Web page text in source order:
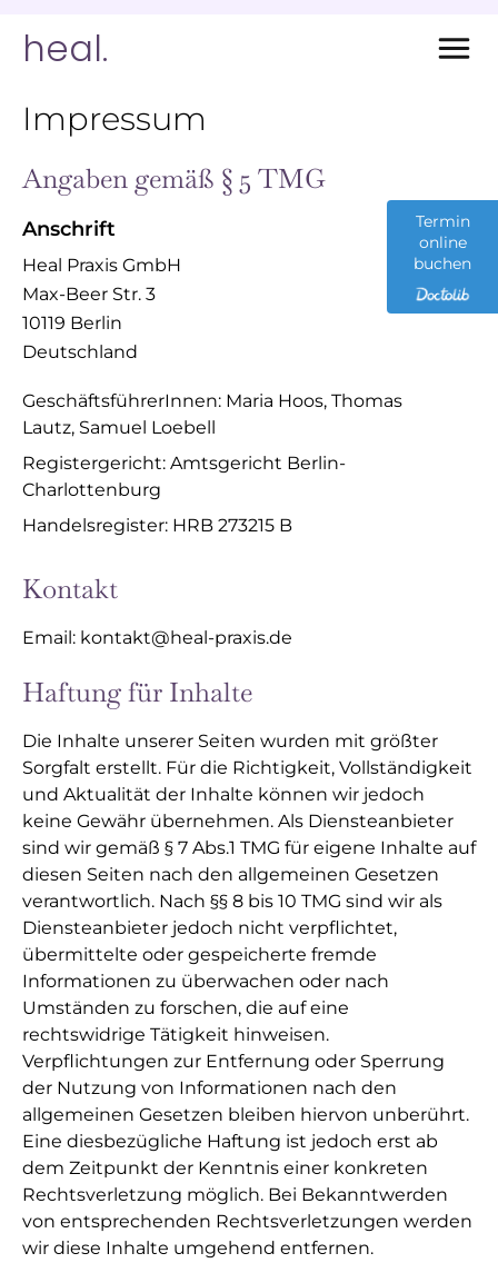
heal.
Impressum
Angaben gemäß § 5 TMG
Anschrift
Heal Praxis GmbH
Max-Beer Str. 3
10119 Berlin
Deutschland
GeschäftsführerInnen: Maria Hoos, Thomas
Lautz, Samuel Loebell
Registergericht: Amtsgericht Berlin-
Charlottenburg
Handelsregister: HRB 273215 B
Kontakt
Email: kontakt@heal-praxis.de
Haftung für Inhalte
Die Inhalte unserer Seiten wurden mit größter
Sorgfalt erstellt. Für die Richtigkeit, Vollständigkeit
und Aktualität der Inhalte können wir jedoch
keine Gewähr übernehmen. Als Diensteanbieter
sind wir gemäß § 7 Abs.1 TMG für eigene Inhalte auf
diesen Seiten nach den allgemeinen Gesetzen
verantwortlich. Nach §§ 8 bis 10 TMG sind wir als
Diensteanbieter jedoch nicht verpflichtet,
übermittelte oder gespeicherte fremde
Informationen zu überwachen oder nach
Umständen zu forschen, die auf eine
rechtswidrige Tätigkeit hinweisen.
Verpflichtungen zur Entfernung oder Sperrung
der Nutzung von Informationen nach den
allgemeinen Gesetzen bleiben hiervon unberührt.
Eine diesbezügliche Haftung ist jedoch erst ab
dem Zeitpunkt der Kenntnis einer konkreten
Rechtsverletzung möglich. Bei Bekanntwerden
von entsprechenden Rechtsverletzungen werden
wir diese Inhalte umgehend entfernen.
Termin
online
buchen